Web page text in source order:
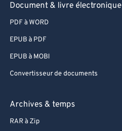
Document & livre électronique
PDF à WORD
EPUB à PDF
EPUB à MOBI
Convertisseur de documents
Archives & temps
RAR à Zip